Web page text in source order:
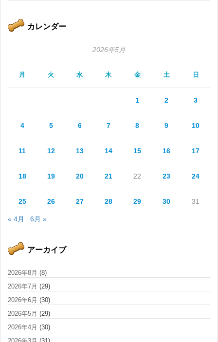
カレンダー
2026年5月
月 火 水 木 金 土 日
1 2 3
4 5 6 7 8 9 10
11 12 13 14 15 16 17
18 19 20 21 22 23 24
25 26 27 28 29 30 31
« 4月 6月 »
アーカイブ
2026年8月 (8)
2026年7月 (29)
2026年6月 (30)
2026年5月 (29)
2026年4月 (30)